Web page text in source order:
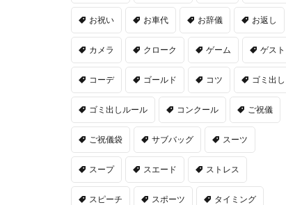
お祝い お車代 お辞儀 お返し
カメラ クローク ゲーム ゲスト
コーデ ゴールド コツ ゴミ出し
ゴミ出しルール コンクール ご祝儀
ご祝儀袋 サブバッグ スーツ
スープ スエード ストレス
スピーチ スポーツ タイミング